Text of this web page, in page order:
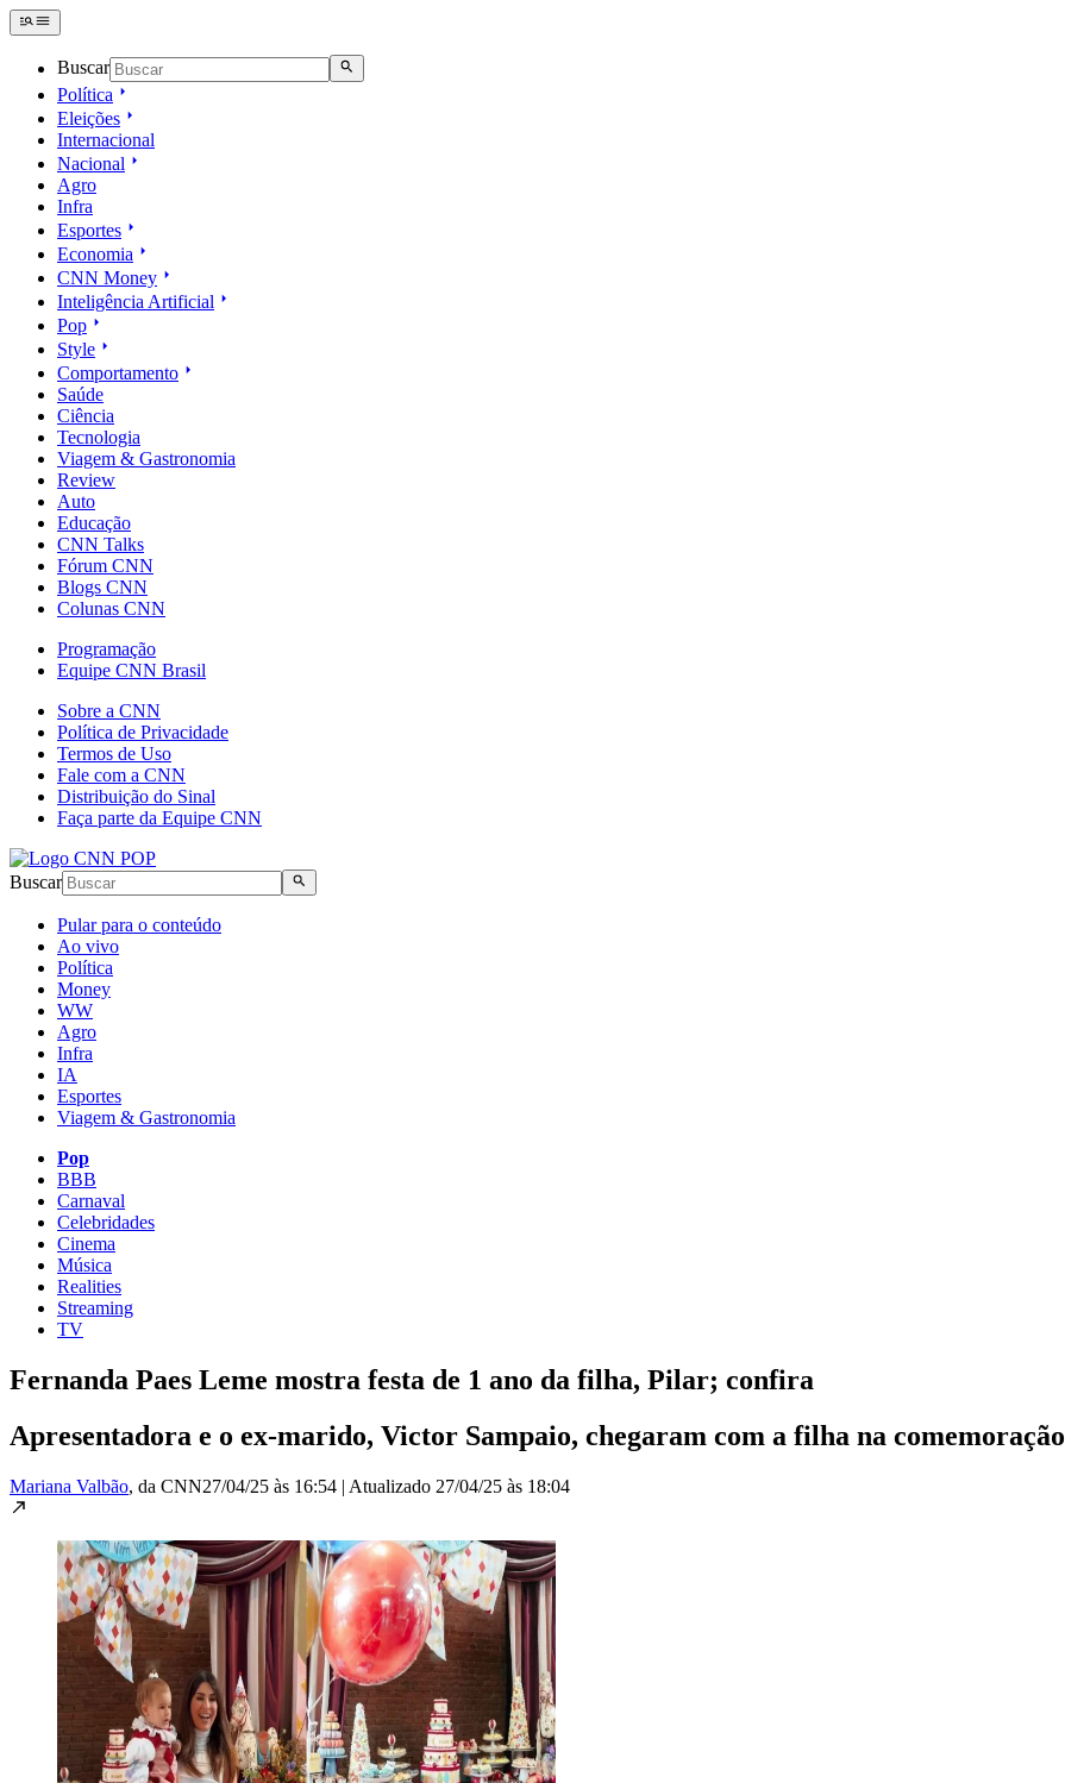
Buscar
Política
Eleições
Internacional
Nacional
Agro
Infra
Esportes
Economia
CNN Money
Inteligência Artificial
Pop
Style
Comportamento
Saúde
Ciência
Tecnologia
Viagem & Gastronomia
Review
Auto
Educação
CNN Talks
Fórum CNN
Blogs CNN
Colunas CNN
Programação
Equipe CNN Brasil
Sobre a CNN
Política de Privacidade
Termos de Uso
Fale com a CNN
Distribuição do Sinal
Faça parte da Equipe CNN
Buscar
Pular para o conteúdo
Ao vivo
Política
Money
WW
Agro
Infra
IA
Esportes
Viagem & Gastronomia
Pop
BBB
Carnaval
Celebridades
Cinema
Música
Realities
Streaming
TV
Fernanda Paes Leme mostra festa de 1 ano da filha, Pilar; confira
Apresentadora e o ex-marido, Victor Sampaio, chegaram com a filha na comemoração
Mariana Valbão, da CNN27/04/25 às 16:54 | Atualizado 27/04/25 às 18:04